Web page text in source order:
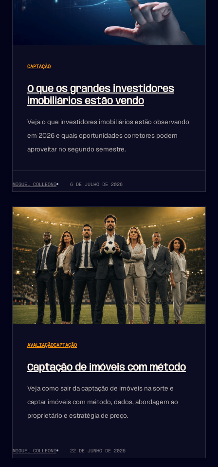
CAPTAÇÃO
O que os grandes investidores
imobiliários estão vendo
Veja o que investidores imobiliários estão observando
em 2026 e quais oportunidades corretores podem
aproveitar no segundo semestre.
MIGUEL COLLEONI 6 DE JULHO DE 2026
AVALIAÇÃOCAPTAÇÃO
Captação de imóveis com método
Veja como sair da captação de imóveis na sorte e
captar imóveis com método, dados, abordagem ao
proprietário e estratégia de preço.
MIGUEL COLLEONI 22 DE JUNHO DE 2026